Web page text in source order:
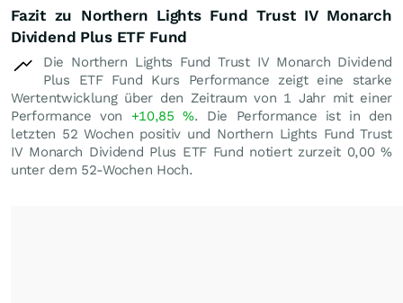
Fazit zu Northern Lights Fund Trust IV Monarch
Dividend Plus ETF Fund
Die Northern Lights Fund Trust IV Monarch Dividend
Plus ETF Fund Kurs Performance zeigt eine starke
Wertentwicklung über den Zeitraum von 1 Jahr mit einer
Performance von +10,85%. Die Performance ist in den
letzten 52 Wochen positiv und Northern Lights Fund Trust
IV Monarch Dividend Plus ETF Fund notiert zurzeit 0,00%
unter dem 52-Wochen Hoch.